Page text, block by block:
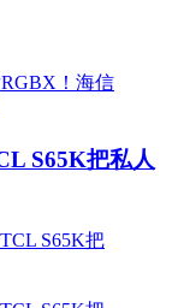
S65K把私人